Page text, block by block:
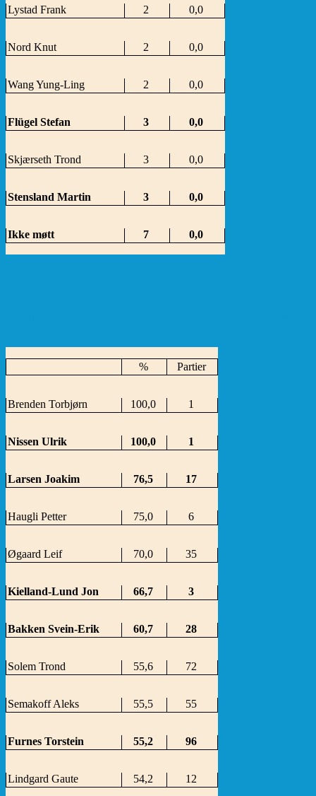
Lystad Frank 2 0,0
Nord Knut 2 0,0
Wang Yung-Ling 2 0,0
Flügel Stefan 3 0,0
Skjærseth Trond 3 0,0
Stensland Martin 3 0,0
Ikke møtt 7 0,0
% Partier
Brenden Torbjørn 100,0 1
Nissen Ulrik 100,0 1
Larsen Joakim 76,5 17
Haugli Petter 75,0 6
Øgaard Leif 70,0 35
Kielland-Lund Jon 66,7 3
Bakken Svein-Erik 60,7 28
Solem Trond 55,6 72
Semakoff Aleks 55,5 55
Furnes Torstein 55,2 96
Lindgard Gaute 54,2 12